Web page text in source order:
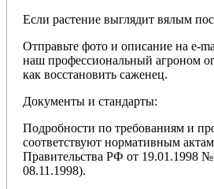
Если растение выглядит вялым
Отправьте фото и описание на e-
наш профессиональный агроном
как восстановить саженец.
Документы и стандарты:
Подробности по требованиям и
соответствуют нормативным
Правительства РФ от 19.01.1998
08.11.1998).